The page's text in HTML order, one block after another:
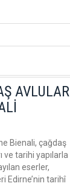
AVLULAR
Bienali, çağdaş
ve tarihi yapılarla
eserler,
Edirne’nin tarihî